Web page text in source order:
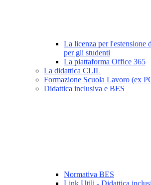
La licenza per l'estensione
per gli studenti
La piattaforma Office 365
La didattica CLIL
Formazione Scuola Lavoro (ex
Didattica inclusiva e BES
Normativa BES